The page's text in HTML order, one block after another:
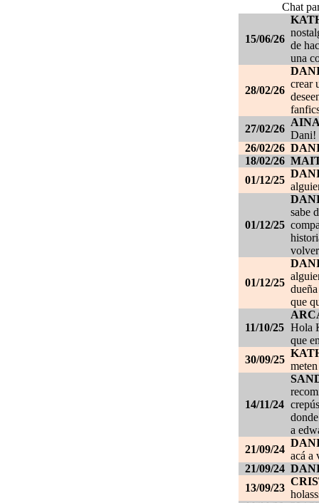
Chat
15/06/26
de
una
28/02/26
crear
27/02/26
Dani!
26/02/26
18/02/26
01/12/25
01/12/25
sabe
01/12/25
que
11/10/25 Hola
que
30/09/25
14/11/24
a
21/09/24
acá a
21/09/24
13/09/23